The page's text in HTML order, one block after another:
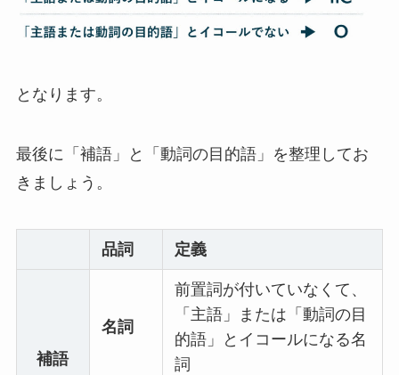
となります。
最後に「補語」と「動詞の目的語」を整理してお
きましょう。
品詞 定義
補語
名詞
前置詞が付いていなくて、
「主語」または「動詞の目
的語」とイコールになる名
詞